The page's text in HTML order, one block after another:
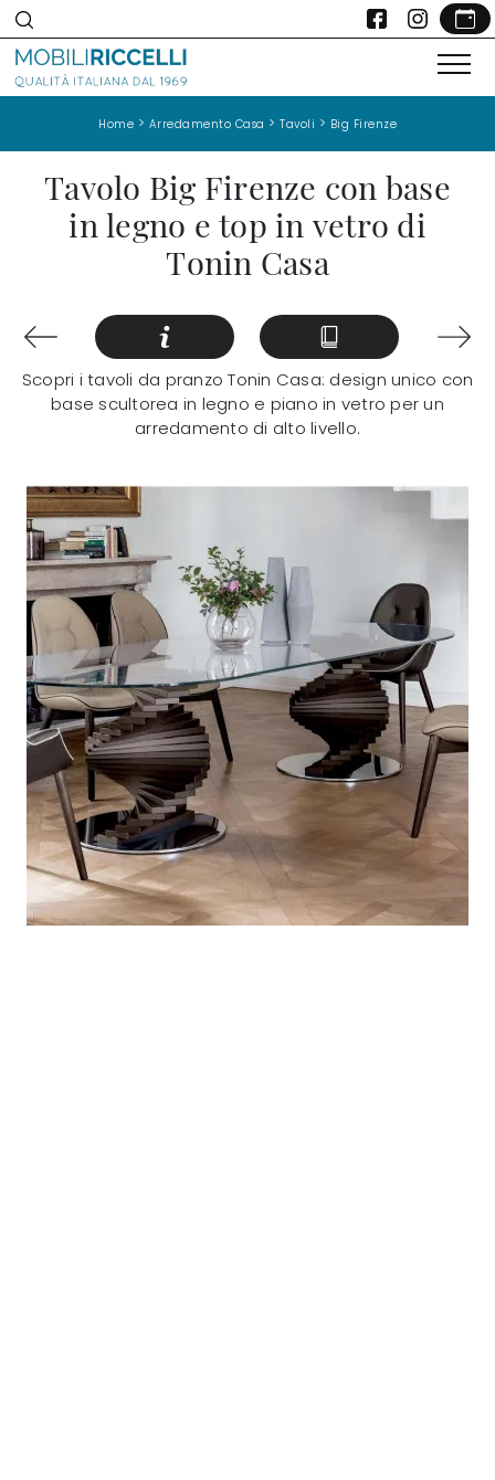
Home > Arredamento Casa > Tavoli > Big Firenze
Tavolo Big Firenze con base
in legno e top in vetro di
Tonin Casa
Scopri i tavoli da pranzo Tonin Casa: design unico con
base scultorea in legno e piano in vetro per un
arredamento di alto livello.